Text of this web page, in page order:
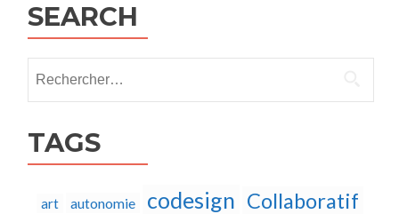
SEARCH
TAGS
art autonomie codesign Collaboratif